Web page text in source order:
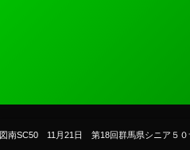
図南SC50 11月21日 第18回群馬県シニア５０